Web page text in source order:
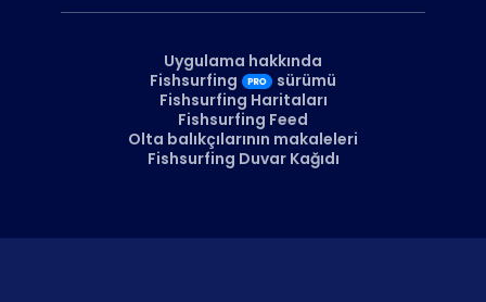
Uygulama hakkında
Fishsurfing
sürümü
Fishsurfing Haritaları
Fishsurfing Feed
Olta balıkçılarının makaleleri
Fishsurfing Duvar Kağıdı